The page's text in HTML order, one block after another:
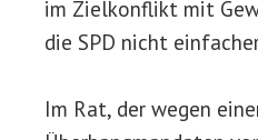
im Zielkonflikt mit
die SPD nicht
Im Rat, der wegen